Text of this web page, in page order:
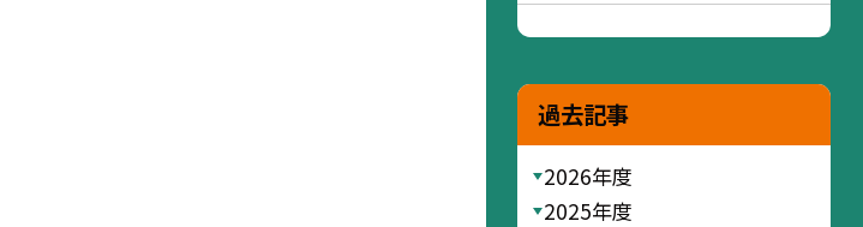
過去記事
2026年度
2025年度